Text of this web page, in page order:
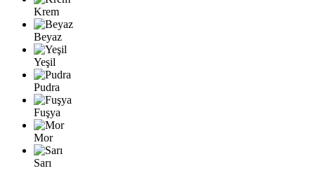
Krem
Beyaz
Yeşil
Pudra
Fuşya
Mor
Sarı